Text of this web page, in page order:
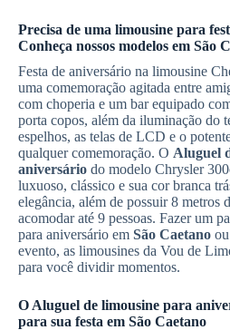
Precisa de uma limousine para
Conheça nossos modelos em São
Festa de aniversário na limousine
uma comemoração agitada entre
com choperia e um bar equipado
porta copos, além da iluminação do
espelhos, as telas de LCD e o
qualquer comemoração. O Aluguel
aniversário do modelo Chrysler
luxuoso, clássico e sua cor branca
elegância, além de possuir 8 metros
acomodar até 9 pessoas. Fazer um
para aniversário em São Caetano
evento, as limousines da Vou de
para você dividir momentos.
O Aluguel de limousine para
para sua festa em São Caetano